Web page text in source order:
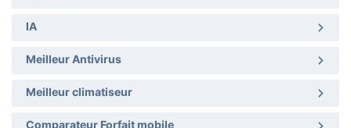
IA
Meilleur Antivirus
Meilleur climatiseur
Comparateur Forfait mobile